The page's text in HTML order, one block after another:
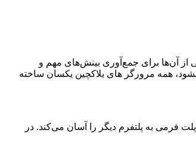
از آن‌ها برای جمع‌آوری بینش‌های مهم و
همه مرورگر های بلاکچین یکسان ساخته
فرمی به پلتفرم دیگر را آسان می‌کند. در